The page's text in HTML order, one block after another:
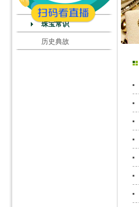
珠宝常识
历史典故